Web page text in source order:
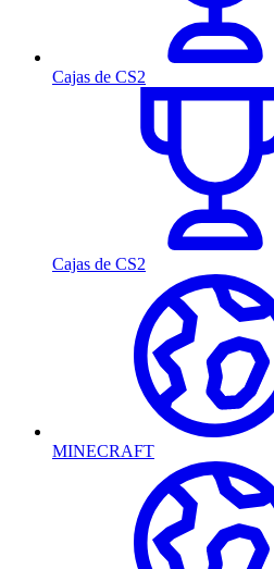
Cajas de CS2
Cajas de CS2
MINECRAFT